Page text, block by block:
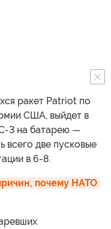
ракет Patriot по
США, выйдет в
3 на батарею —
всего две пусковые
в 6-8.
почему НАТО